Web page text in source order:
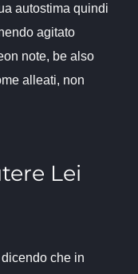
autostima quindi
agitato
note, be also
alleati, non
Lei
che in